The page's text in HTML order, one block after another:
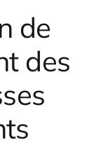
de
des